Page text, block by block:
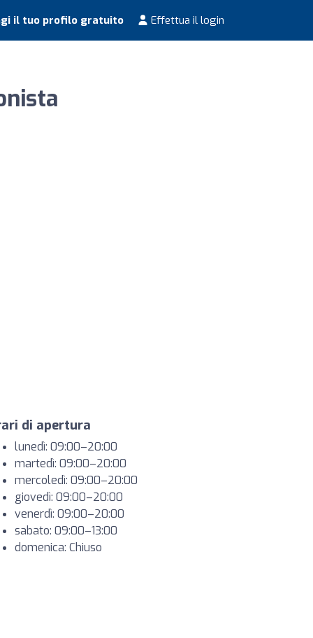
il tuo profilo gratuito Effettua il login
di apertura
lunedì: 09:00–20:00
martedì: 09:00–20:00
mercoledì: 09:00–20:00
giovedì: 09:00–20:00
venerdì: 09:00–20:00
sabato: 09:00–13:00
domenica: Chiuso